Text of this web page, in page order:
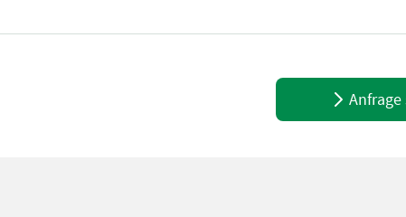
Knott Fahrwerk und Auflaufbremse Parabelblattfedern